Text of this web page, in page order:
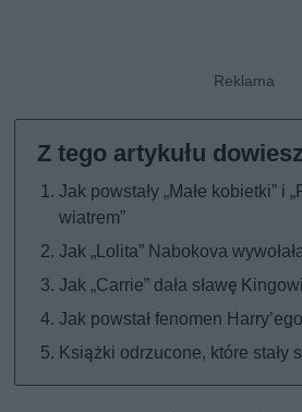
Jak powstały „Małe kobietki” i
wiatrem”
Jak „Lolita” Nabokova
Jak „Carrie” dała sławę Kingowi
Jak powstał fenomen
Książki odrzucone, które stały